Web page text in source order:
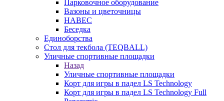
Парковочное оборудование
Вазоны и цветочницы
НАВЕС
Беседка
Единоборства
Стол для текбола (TEQBALL)
Уличные спортивные площадки
Назад
Уличные спортивные площадки
Корт для игры в падел LS Technology
Корт для игры в падел LS Technology Full